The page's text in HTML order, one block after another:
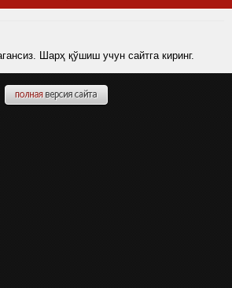
Шарҳ қўшиш учун сайтга киринг.